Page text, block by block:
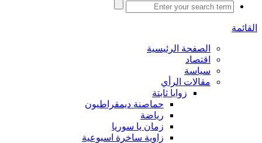
القائمة
الصفحة الرئيسية
اقتصاد
سياسة
مقالات الرأي
زوايا ثابتة
حماصنة ديمقراطيون
رياضة
زمان يا سوريا
زاوية ساخرة اسبوعية